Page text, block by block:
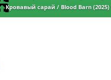
Кровавый сарай / Blood Barn (2025)